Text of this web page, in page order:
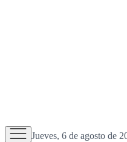
Jueves, 6 de agosto de